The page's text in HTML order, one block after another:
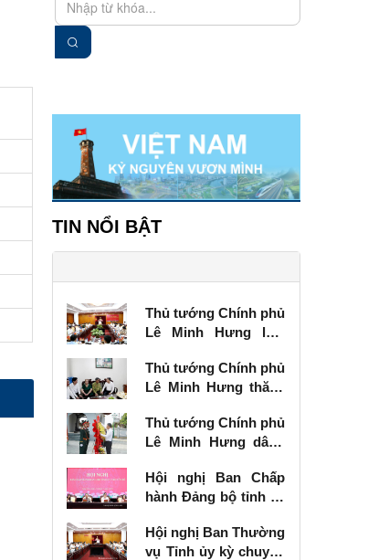
TIN NỔI BẬT
Thủ tướng Chính phủ
Lê Minh Hưng làm
vụ Tỉnh ủy Lạng Sơn
Thủ tướng Chính phủ
Lê Minh Hưng thăm,
binh tại Lạng Sơn
Thủ tướng Chính phủ
Lê Minh Hưng dâng
các Anh hùng liệt sĩ
tại Lạng Sơn
Hội nghị Ban Chấp
hành Đảng bộ tỉnh kỳ
Hội nghị Ban Thường
vụ Tỉnh ủy kỳ chuyên